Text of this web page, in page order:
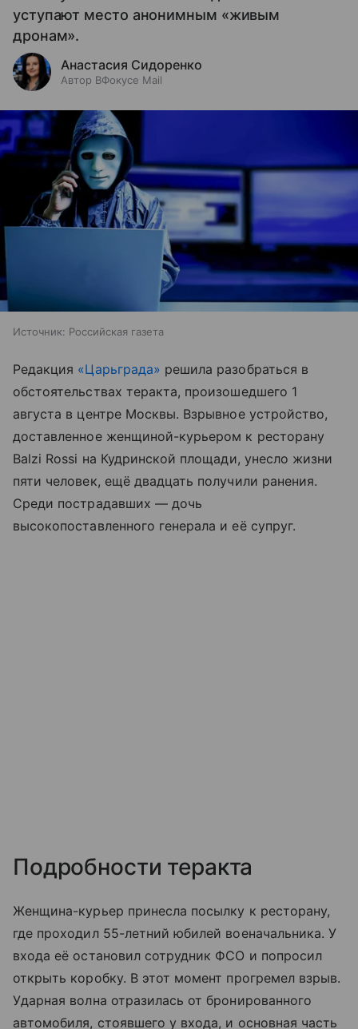
уступают место анонимным «живым
дронам».
Анастасия Сидоренко
Автор ВФокусе Mail
Источник: Российская газета
Редакция «Царьграда» решила разобраться в
обстоятельствах теракта, произошедшего 1
августа в центре Москвы. Взрывное устройство,
доставленное женщиной-курьером к ресторану
Balzi Rossi на Кудринской площади, унесло жизни
пяти человек, ещё двадцать получили ранения.
Среди пострадавших — дочь
высокопоставленного генерала и её супруг.
Подробности теракта
Женщина-курьер принесла посылку к ресторану,
где проходил 55-летний юбилей военачальника. У
входа её остановил сотрудник ФСО и попросил
открыть коробку. В этот момент прогремел взрыв.
Ударная волна отразилась от бронированного
автомобиля, стоявшего у входа, и основная часть